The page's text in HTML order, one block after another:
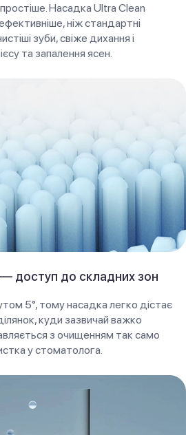
Насадка Ultra Clean
ніж стандартні
зуби, свіже дихання і
та запалення ясен.
— доступ до складних зон
5°, тому насадка легко дістає
куди зазвичай важко
з очищенням так само
у стоматолога.